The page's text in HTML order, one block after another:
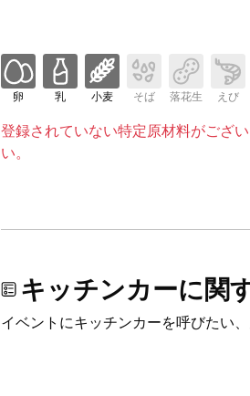
卵 乳 小麦 そば 落花生 えび
登録されていない特定原材料がござ
い。
キッチンカーに関
イベントにキッチンカーを呼びたい